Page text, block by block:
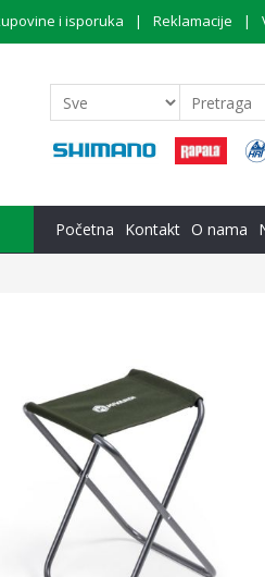
i isporuka Reklamacije
Početna Kontakt O nama